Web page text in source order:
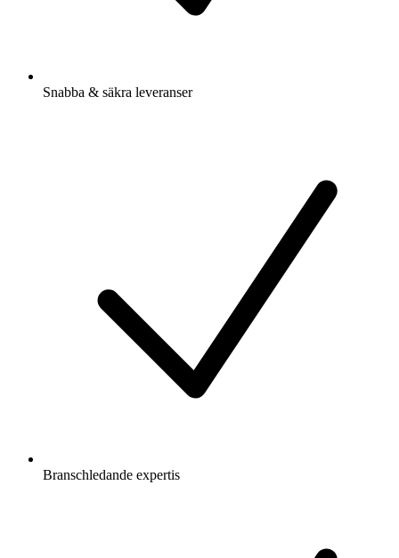
Snabba & säkra leveranser
Branschledande expertis